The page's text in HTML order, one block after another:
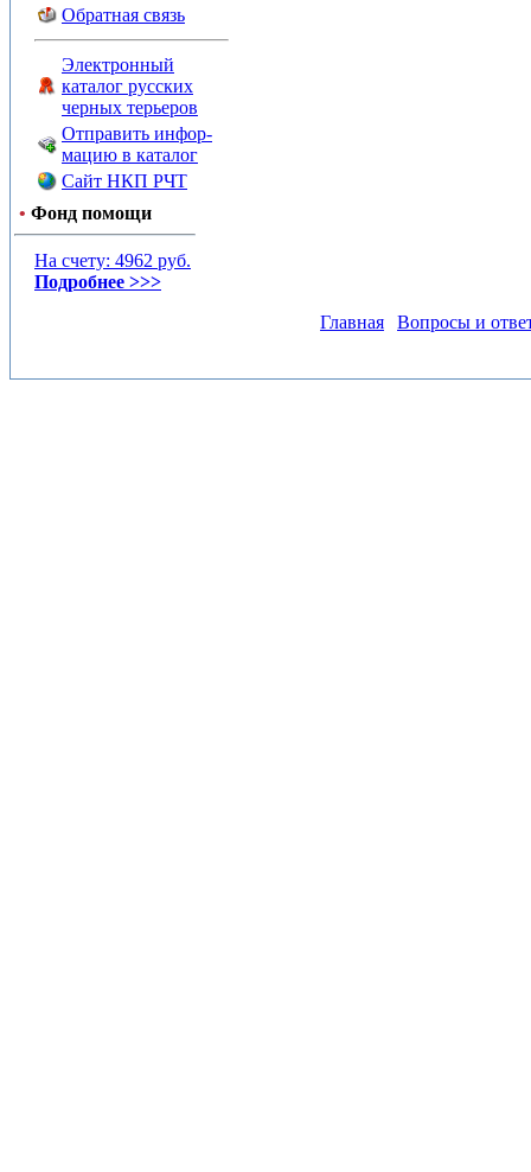
Обратная связь
Электронный
каталог русских
черных терьеров
Отправить инфор-
мацию в каталог
Сайт НКП РЧТ
• Фонд помощи
На счету: 4962 руб.
Подробнее >>>
Главная Вопросы и